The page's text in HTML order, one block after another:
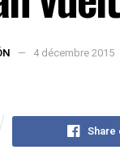
4 décembre 2015
Share